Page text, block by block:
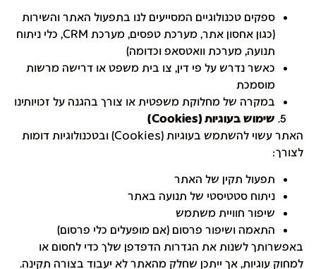
ספקים טכנולוגיים המסייעים לנו בתפעול האתר והשירות
(כגון אחסון אתר, מערכת טפסים, מערכת CRM, כלי ניתוח
תנועה, מערכת וואטסאפ וכדומה)
כאשר נדרש על פי דין, צו בית משפט או דרישה מרשות
מוסמכת
במקרה של מחלוקת משפטית או צורך בהגנה על זכויותינו
שימוש בעוגיות (Cookies)
האתר עשוי להשתמש בעוגיות (Cookies) ובטכנולוגיות דומות
לצורך:
תפעול תקין של האתר
ניתוח סטטיסטי של תנועה באתר
שיפור חוויית משתמש
התאמה ושיפור פרסום (אם מופעלים כלי פרסום)
באפשרותך לשנות את הגדרות הדפדפן שלך כדי לחסום או
למחוק עוגיות, אך ייתכן שחלק מהאתר לא יעבוד בצורה תקינה.